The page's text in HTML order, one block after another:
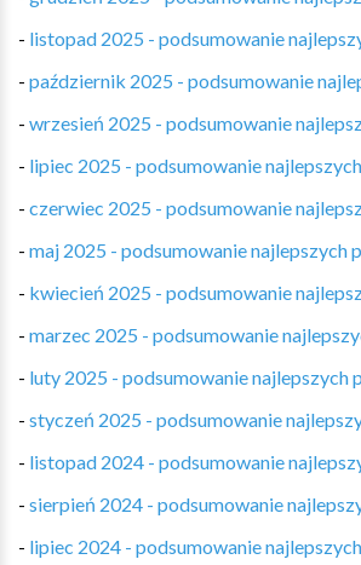
- listopad 2025 - podsumowanie
- październik 2025 - podsumowanie
- wrzesień 2025 - podsumowanie
- lipiec 2025 - podsumowanie
- czerwiec 2025 - podsumowanie
- maj 2025 - podsumowanie najlepszych
- kwiecień 2025 - podsumowanie
- marzec 2025 - podsumowanie
- luty 2025 - podsumowanie najlepszych
- styczeń 2025 - podsumowanie
- listopad 2024 - podsumowanie
- sierpień 2024 - podsumowanie
- lipiec 2024 - podsumowanie